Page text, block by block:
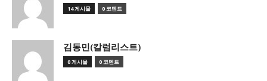
14 게시물 0 코멘트
김동민(칼럼리스트)
0 게시물 0 코멘트